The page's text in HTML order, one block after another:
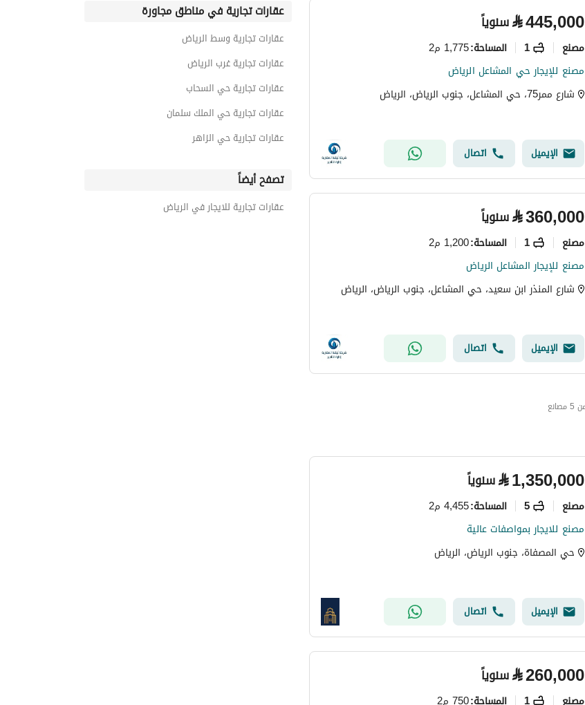
⃁445,000 سنوياً
مصنع 1 المساحة:1,775 م2
مصنع للإيجار حي المشاعل الرياض
شارع ممر75، حي المشاعل، جنوب الرياض، الرياض
الإيميل اتصال
⃁360,000 سنوياً
مصنع 1 المساحة:1,200 م2
مصنع للإيجار المشاعل الرياض
شارع المنذر ابن سعيد، حي المشاعل، جنوب الرياض، الرياض
الإيميل اتصال
⃁1,350,000 سنوياً
مصنع 5 المساحة:4,455 م2
مصنع للايجار بمواصفات عالية
حي المصفاة، جنوب الرياض، الرياض
الإيميل اتصال
⃁260,000 سنوياً
مصنع 1 المساحة:750 م2
عقارات تجارية في مناطق مجاورة
عقارات تجارية وسط الرياض
عقارات تجارية غرب الرياض
عقارات تجارية حي السحاب
عقارات تجارية حي الملك سلمان
عقارات تجارية حي الزاهر
تصفح أيضاً
عقارات تجارية للايجار في الرياض